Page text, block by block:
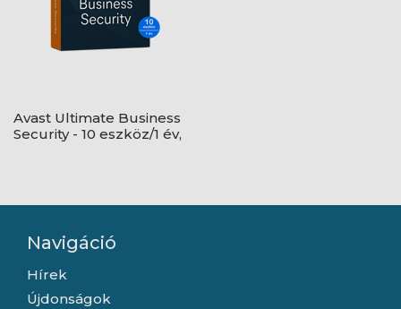
Avast Ultimate Business
Security - 10 eszköz/1 év,
Navigáció
Hírek
Újdonságok